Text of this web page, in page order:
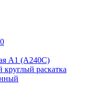
А1 (А240C)
круглый раскатка